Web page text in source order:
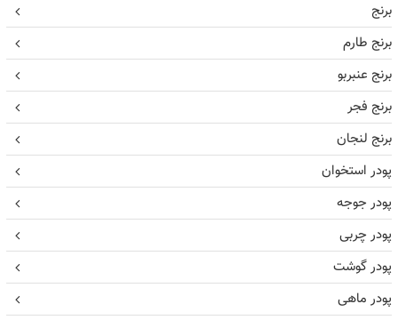
برنج
برنج طارم
برنج عنبربو
برنج فجر
برنج لنجان
پودر استخوان
پودر جوجه
پودر چربی
پودر گوشت
پودر ماهی